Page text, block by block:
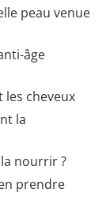
peau venue
âge
les cheveux
la
nourrir ?
prendre